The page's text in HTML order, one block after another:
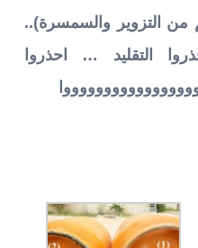
من التزوير والسمسرة)..
التقليد … احذروا